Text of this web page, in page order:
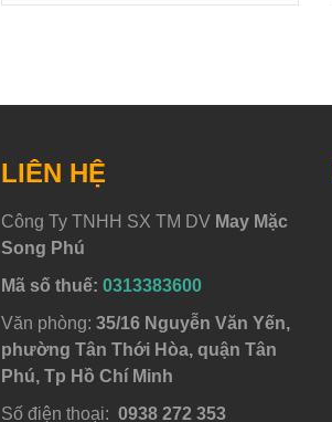
LIÊN HỆ
Công Ty TNHH SX TM DV May Mặc
Song Phú
Mã số thuế: 0313383600
Văn phòng: 35/16 Nguyễn Văn Yến,
phường Tân Thới Hòa, quận Tân
Phú, Tp Hồ Chí Minh
Số điện thoại: 0938 272 353